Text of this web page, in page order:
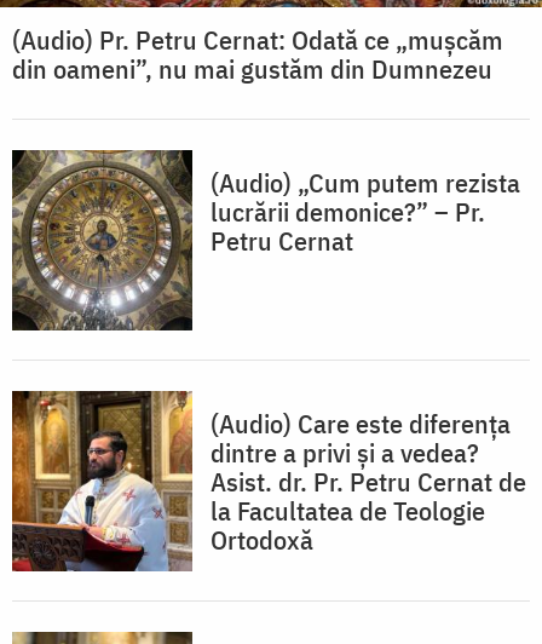
(Audio) Pr. Petru Cernat: Odată ce „mușcăm
din oameni”, nu mai gustăm din Dumnezeu
(Audio) „Cum putem rezista
lucrării demonice?” – Pr.
Petru Cernat
(Audio) Care este diferența
dintre a privi și a vedea?
Asist. dr. Pr. Petru Cernat de
la Facultatea de Teologie
Ortodoxă